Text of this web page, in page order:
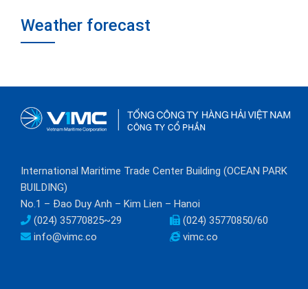
Weather forecast
International Maritime Trade Center Building (OCEAN PARK
BUILDING)
No.1 – Đao Duy Anh – Kim Lien – Hanoi
(024) 35770825~29
(024) 35770850/60
info@vimc.co
vimc.co